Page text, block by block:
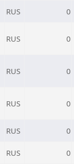
RUS 0
RUS 0
RUS 0
RUS 0
RUS 0
RUS 0